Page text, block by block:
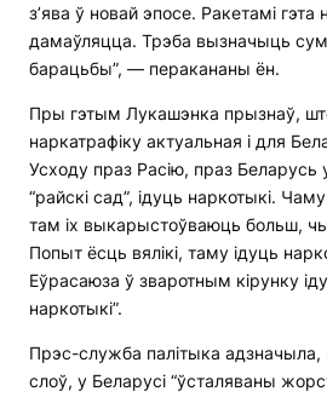
з’ява ў новай эпосе. Ракетамі
дамаўляцца. Трэба вызначыць
барацьбы”, — перакананы ён.
Пры гэтым Лукашэнка прызнаў,
наркатрафіку актуальная і для
Усходу праз Расію, праз Беларусь
“райскі сад”, ідуць наркотыкі.
там іх выкарыстоўваюць больш,
Попыт ёсць вялікі, таму ідуць
Еўрасаюза ў зваротным кірунку
наркотыкі”.
Прэс-служба палітыка адзначыла,
слоў, у Беларусі “ўсталяваны